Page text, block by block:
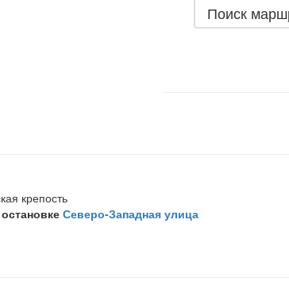
Поиск
крепость
Северо-Западная улица